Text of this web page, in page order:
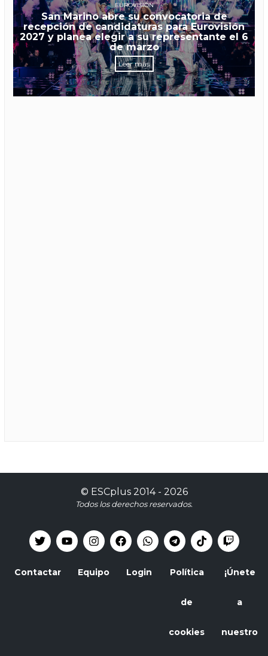
EUROVISIÓN
San Marino abre su convocatoria de
recepción de candidaturas para Eurovisión
2027 y planea elegir a su representante el 6
de marzo
Leer más
© ESCplus2014 - 2026
Todos los derechos reservados.
Contactar Equipo Login Política
de
cookies
¡Únete
a
nuestro